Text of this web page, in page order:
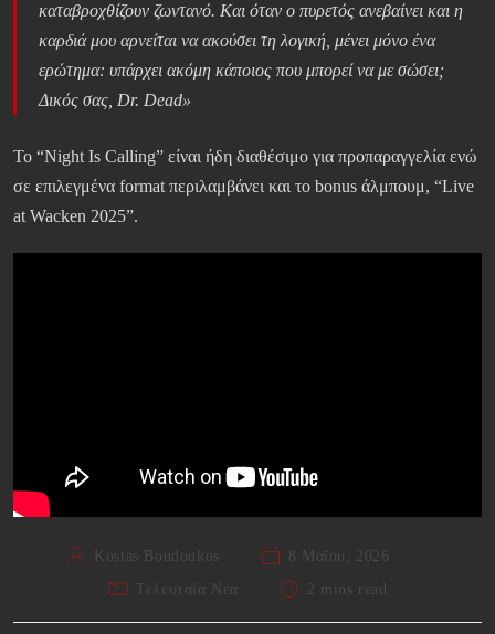
καταβροχθίζουν ζωντανό. Και όταν ο πυρετός ανεβαίνει και η
καρδιά μου αρνείται να ακούσει τη λογική, μένει μόνο ένα
ερώτημα: υπάρχει ακόμη κάποιος που μπορεί να με σώσει;
Δικός σας, Dr. Dead»
Το “Night Is Calling” είναι ήδη διαθέσιμο για προπαραγγελία ενώ
σε επιλεγμένα format περιλαμβάνει και το bonus άλμπουμ, “Live
at Wacken 2025”.
Kostas Boudoukos
8 Μαΐου, 2026
Τελευταία Νέα
2 mins read